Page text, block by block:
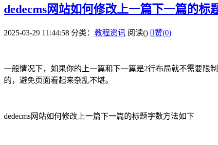
dedecms网站如何修改上一篇下一篇的标
2025-03-29 11:44:58 分类： 教程资讯 阅读() 赞(0)
一般情况下，如果你的上一篇和下一篇是2行布局就不需要限
的，避免页面看起来杂乱不堪。
dedecms网站如何修改上一篇下一篇的标题字数方法如下